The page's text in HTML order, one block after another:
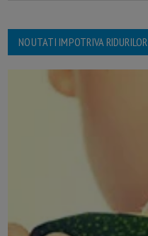
NOUTATI IMPOTRIVA RIDURILOR